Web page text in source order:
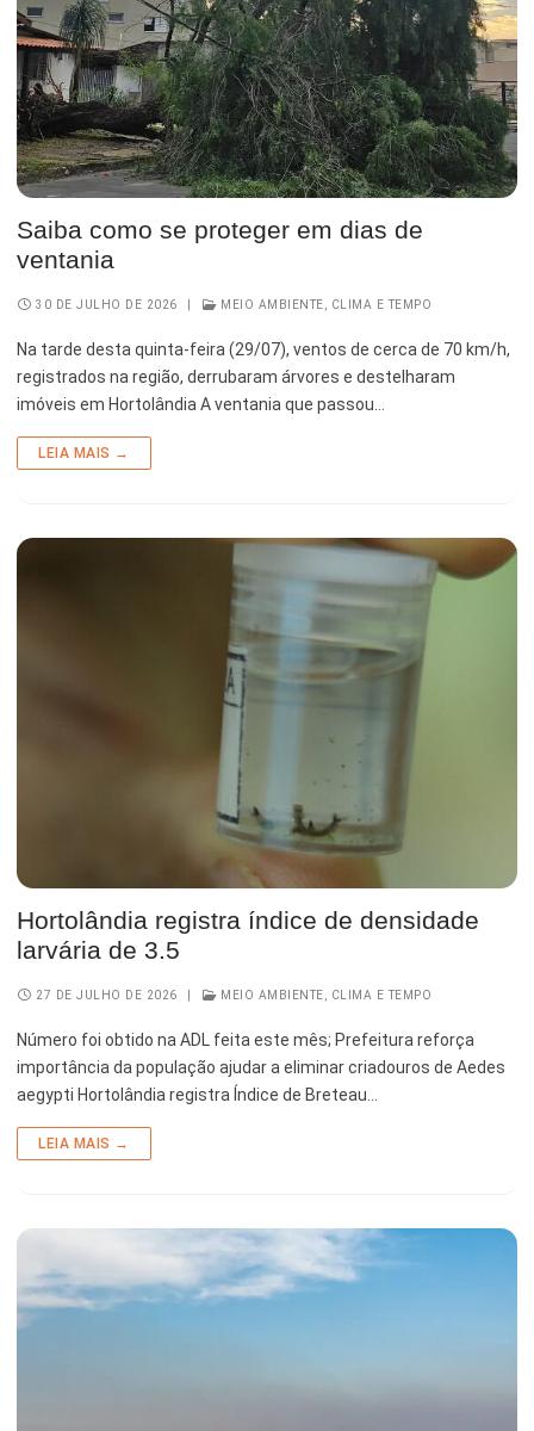
Saiba como se proteger em dias de
ventania
30 DE JULHO DE 2026 MEIO AMBIENTE, CLIMA E TEMPO
Na tarde desta quinta-feira (29/07), ventos de cerca de 70 km/h,
registrados na região, derrubaram árvores e destelharam
imóveis em Hortolândia A ventania que passou…
LEIA MAIS →
Hortolândia registra índice de densidade
larvária de 3.5
27 DE JULHO DE 2026 MEIO AMBIENTE, CLIMA E TEMPO
Número foi obtido na ADL feita este mês; Prefeitura reforça
importância da população ajudar a eliminar criadouros de Aedes
aegypti Hortolândia registra Índice de Breteau…
LEIA MAIS →